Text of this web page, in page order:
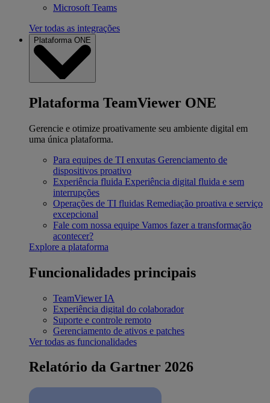
Microsoft Teams
Ver todas as integrações
Plataforma ONE
Plataforma TeamViewer ONE
Gerencie e otimize proativamente seu ambiente digital em
uma única plataforma.
Para equipes de TI enxutas Gerenciamento de
dispositivos proativo
Experiência fluida Experiência digital fluida e sem
interrupções
Operações de TI fluidas Remediação proativa e serviço
excepcional
Fale com nossa equipe Vamos fazer a transformação
acontecer?
Explore a plataforma
Funcionalidades principais
TeamViewer IA
Experiência digital do colaborador
Suporte e controle remoto
Gerenciamento de ativos e patches
Ver todas as funcionalidades
Relatório da Gartner 2026